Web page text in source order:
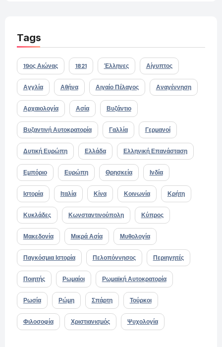
Tags
19ος Αιώνας 1821 Έλληνες Αίγυπτος
Αγγλία Αθήνα Αιγαίο Πέλαγος Αναγέννηση
Αρχαιολογία Ασία Βυζάντιο
Βυζαντινή Αυτοκρατορία Γαλλία Γερμανοί
Δυτική Ευρώπη Ελλάδα Ελληνική Επανάσταση
Εμπόριο Ευρώπη Θρησκεία Ινδία
Ιστορία Ιταλία Κίνα Κοινωνία Κρήτη
Κυκλάδες Κωνσταντινούπολη Κύπρος
Μακεδονία Μικρά Ασία Μυθολογία
Παγκόσμια Ιστορία Πελοπόννησος Περιηγητές
Ποιητής Ρωμαίοι Ρωμαϊκή Αυτοκρατορία
Ρωσία Ρώμη Σπάρτη Τούρκοι
Φιλοσοφία Χριστιανισμός Ψυχολογία